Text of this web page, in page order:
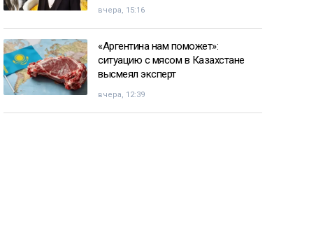
вчера, 15:16
«Аргентина нам поможет»:
ситуацию с мясом в Казахстане
высмеял эксперт
вчера, 12:39